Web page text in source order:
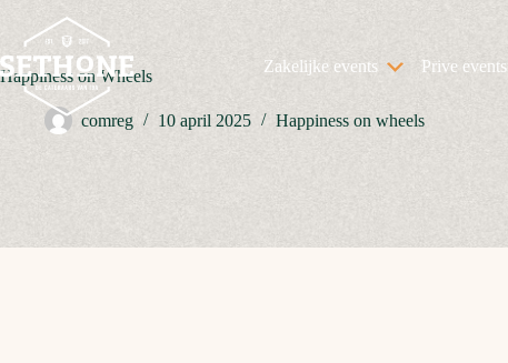
inhoud
Zakelijke events Prive events
Happiness on Wheels
comreg 10 april 2025 Happiness on wheels